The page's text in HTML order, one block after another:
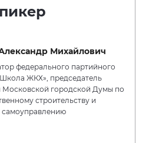
Михайлович
федерального партийного
ЖКХ», председатель
Московской городской Думы по
строительству и
самоуправлению